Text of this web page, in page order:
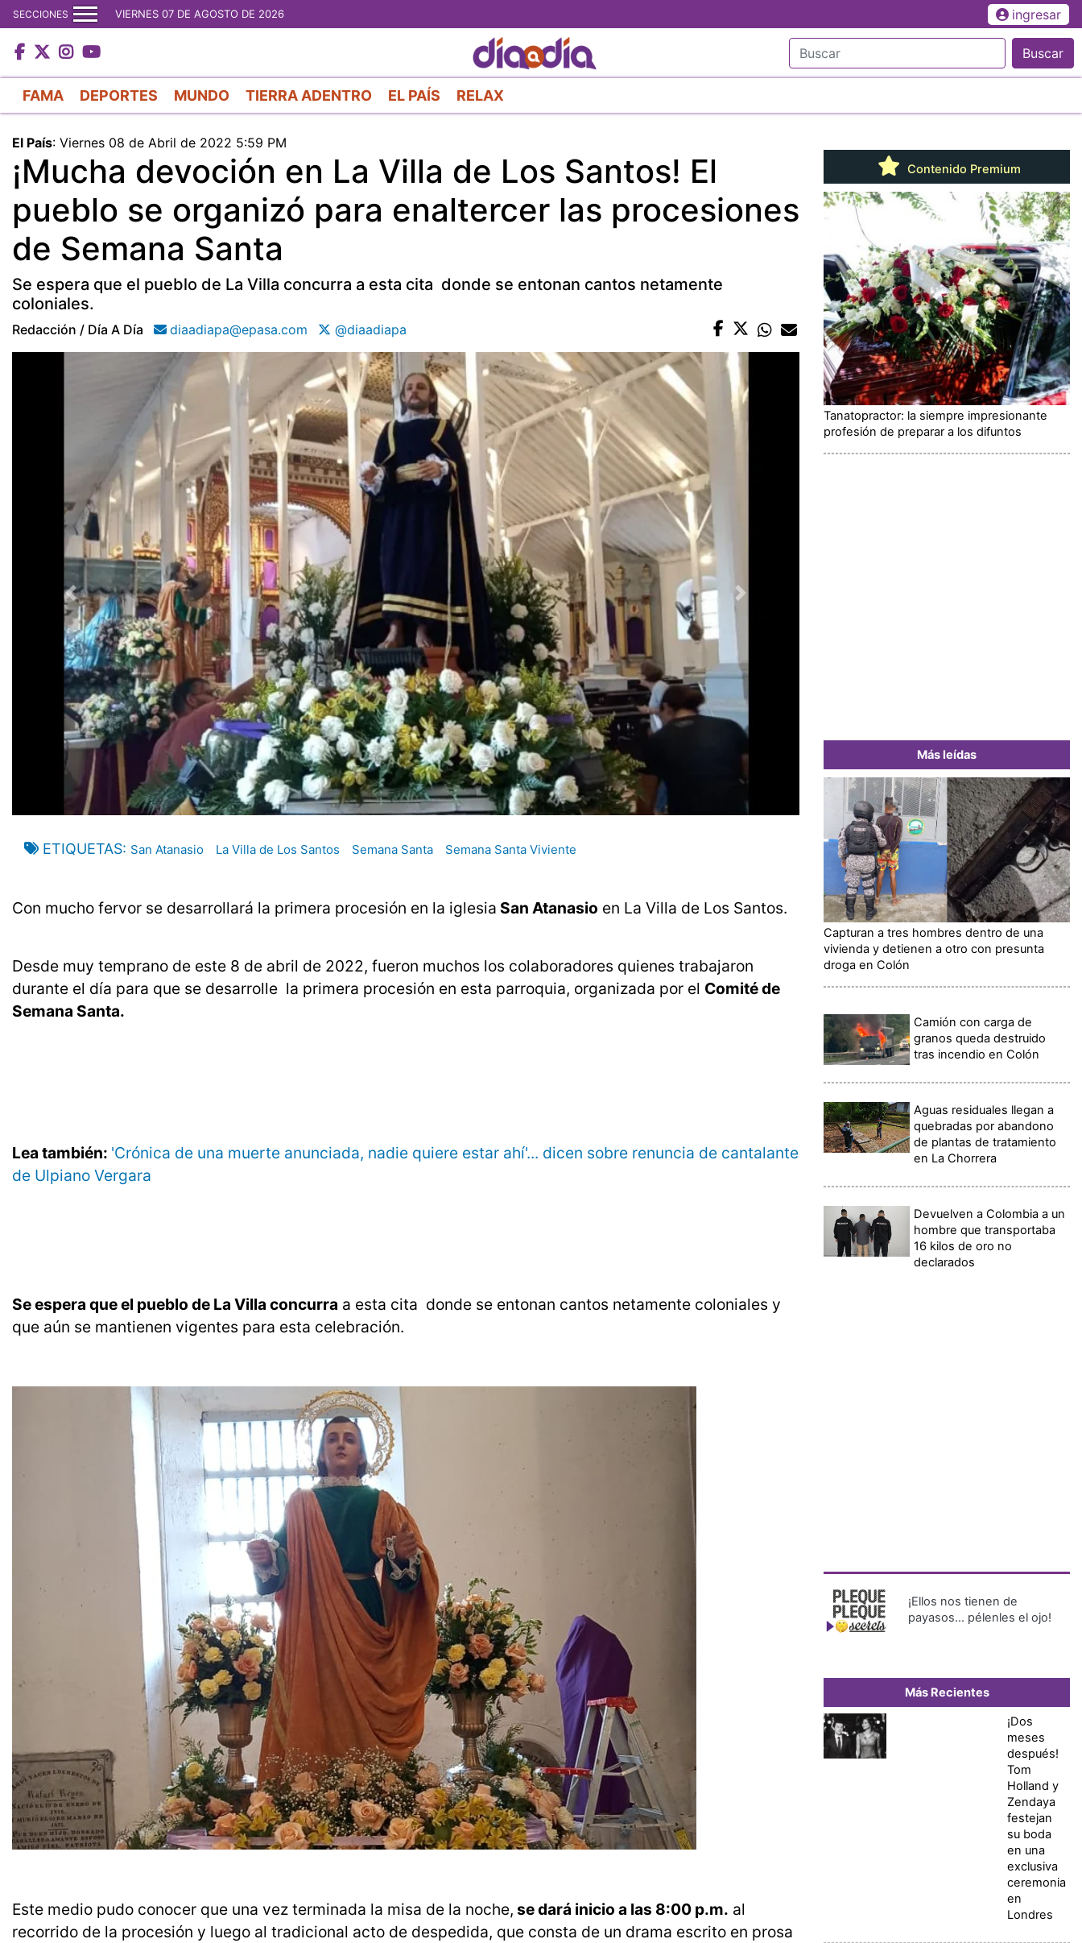
al
contenido
principal
SECCIONES VIERNES 07 DE AGOSTO DE 2026 ingresar
Buscar
FAMA DEPORTES MUNDO TIERRA ADENTRO EL PAÍS RELAX
El País: Viernes 08 de Abril de 2022 5:59 PM
¡Mucha devoción en La Villa de Los Santos! El
pueblo se organizó para enaltercer las procesiones
de Semana Santa
Se espera que el pueblo de La Villa concurra a esta cita donde se entonan cantos netamente
coloniales.
Redacción / Día A Día diaadiapa@epasa.com @diaadiapa
ETIQUETAS San Atanasio La Villa de Los Santos Semana Santa Semana Santa Viviente
Con mucho fervor se desarrollará la primera procesión en la iglesia San Atanasio en La Villa de Los Santos.
Desde muy temprano de este 8 de abril de 2022, fueron muchos los colaboradores quienes trabajaron
durante el día para que se desarrolle la primera procesión en esta parroquia, organizada por el Comité de
Semana Santa.
Lea también: 'Crónica de una muerte anunciada, nadie quiere estar ahí'... dicen sobre renuncia de cantalante
de Ulpiano Vergara
Se espera que el pueblo de La Villa concurra a esta cita donde se entonan cantos netamente coloniales y
que aún se mantienen vigentes para esta celebración.
Este medio pudo conocer que una vez terminada la misa de la noche, se dará inicio a las 8:00 p.m. al
recorrido de la procesión y luego al tradicional acto de despedida, que consta de un drama escrito en prosa
Contenido Premium
Tanatopractor: la siempre impresionante
profesión de preparar a los difuntos
Más leídas
Capturan a tres hombres dentro de una
vivienda y detienen a otro con presunta
droga en Colón
Camión con carga de
granos queda destruido
tras incendio en Colón
Aguas residuales llegan a
quebradas por abandono
de plantas de tratamiento
en La Chorrera
Devuelven a Colombia a un
hombre que transportaba
16 kilos de oro no
declarados
¡Ellos nos tienen de
payasos… pélenles el ojo!
Más Recientes
¡Dos
meses
después!
Tom
Holland y
Zendaya
festejan
su boda
en una
exclusiva
ceremonia
en
Londres